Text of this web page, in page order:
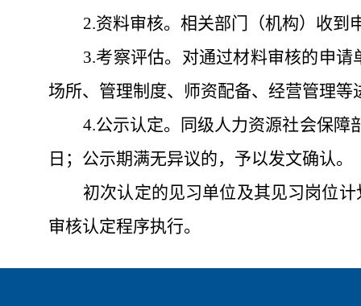
2.资料审核。 相关部门（机构） 收到
3.考察评估。对通过材料审核的申
场所、管理制度、师资配备、经营管理
4.公示认定。同级人力资源社会保障
日；公示期满无异议的，予以发文确认。
初次认定的见习单位及其见习岗位
审核认定程序执行。